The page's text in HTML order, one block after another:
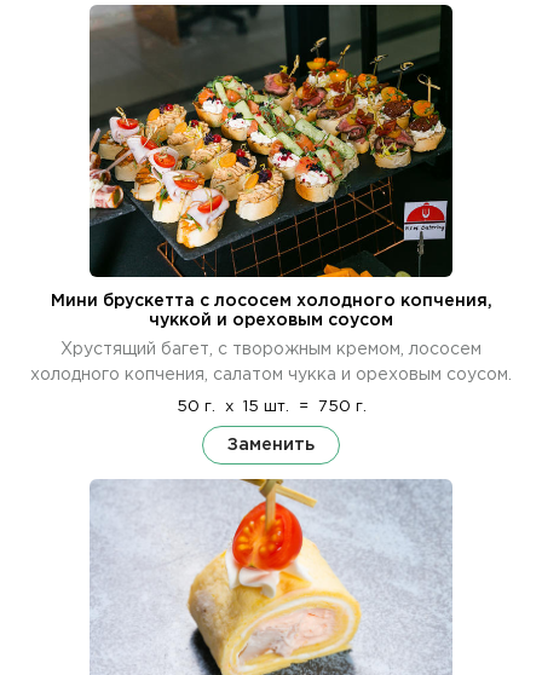
Мини брускетта с лососем холодного копчения,
чуккой и ореховым соусом
Хрустящий багет, с творожным кремом, лососем
холодного копчения, салатом чукка и ореховым соусом.
50 г. x 15 шт. = 750 г.
Заменить